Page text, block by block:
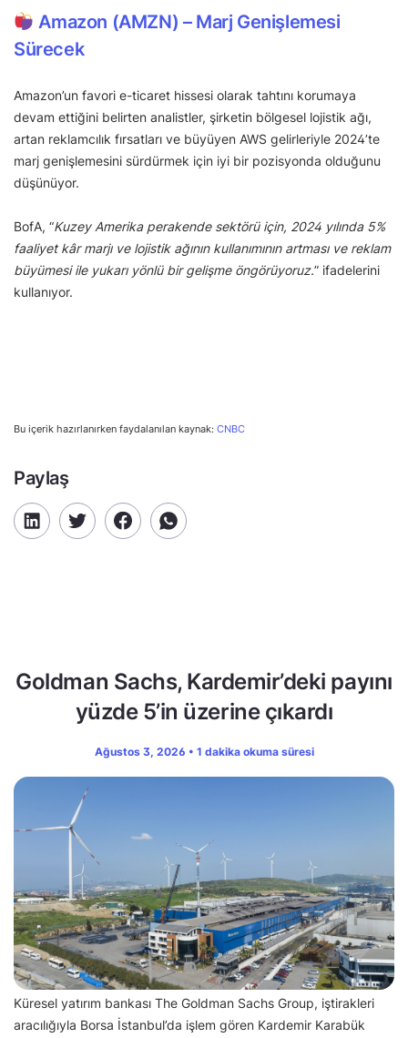
Amazon (AMZN) – Marj Genişlemesi
Sürecek
Amazon’un favori e-ticaret hissesi olarak tahtını korumaya
devam ettiğini belirten analistler, şirketin bölgesel lojistik ağı,
artan reklamcılık fırsatları ve büyüyen AWS gelirleriyle 2024’te
marj genişlemesini sürdürmek için iyi bir pozisyonda olduğunu
düşünüyor.
BofA, “Kuzey Amerika perakende sektörü için, 2024 yılında 5%
faaliyet kâr marjı ve lojistik ağının kullanımının artması ve reklam
büyümesi ile yukarı yönlü bir gelişme öngörüyoruz.” ifadelerini
kullanıyor.
Bu içerik hazırlanırken faydalanılan kaynak: CNBC
Paylaş
Goldman Sachs, Kardemir’deki payını
yüzde 5’in üzerine çıkardı
Ağustos 3, 2026 • 1 dakika okuma süresi
Küresel yatırım bankası The Goldman Sachs Group, iştirakleri
aracılığıyla Borsa İstanbul’da işlem gören Kardemir Karabük